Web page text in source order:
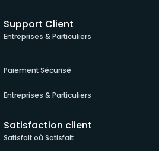
Support Client
Entreprises & Particuliers
Paiement Sécurisé
Entreprises & Particuliers
Satisfaction client
Satisfait où Satisfait